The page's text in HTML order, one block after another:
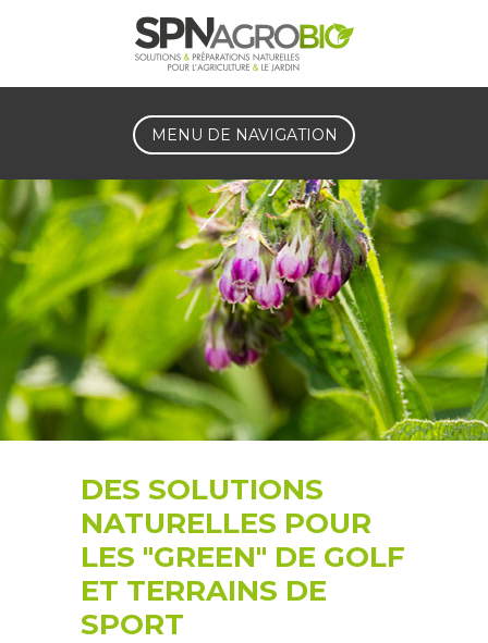
MENU DE NAVIGATION
DES SOLUTIONS
NATURELLES POUR
LES "GREEN" DE GOLF
ET TERRAINS DE
SPORT